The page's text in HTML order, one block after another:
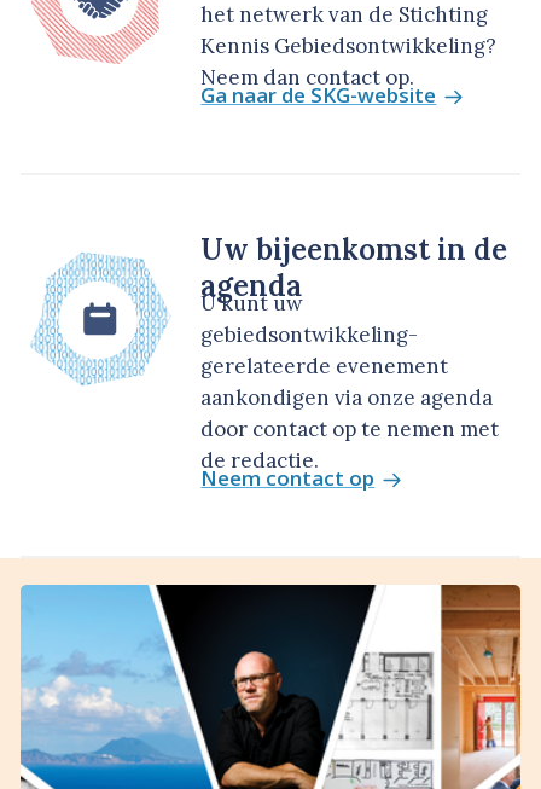
het netwerk van de Stichting
Kennis Gebiedsontwikkeling?
Neem dan contact op.
Ga naar de SKG-website
Uw bijeenkomst in de
agenda
U kunt uw
gebiedsontwikkeling-
gerelateerde evenement
aankondigen via onze agenda
door contact op te nemen met
de redactie.
Neem contact op